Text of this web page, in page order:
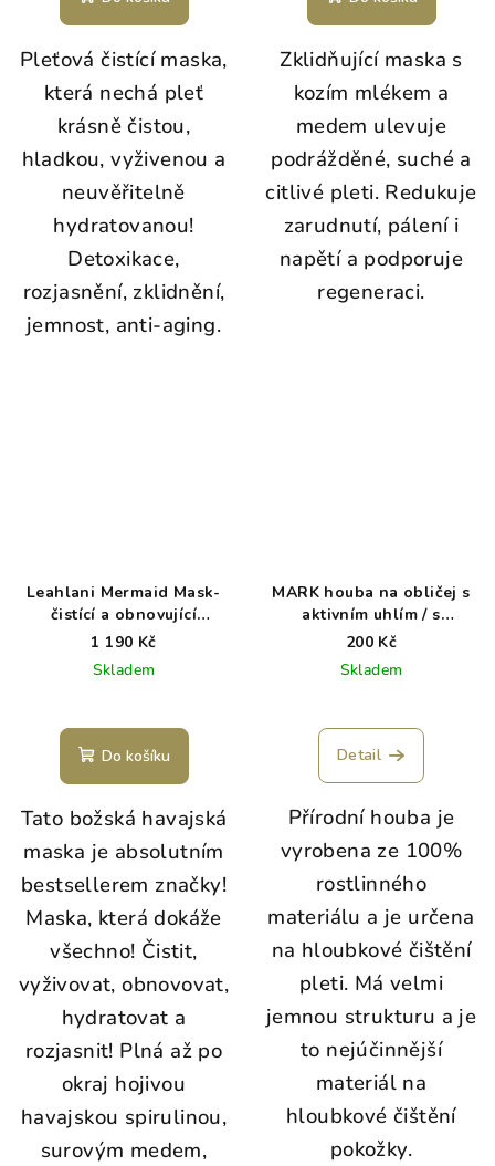
Pleťová čistící maska,
která nechá pleť
krásně čistou,
hladkou, vyživenou a
neuvěřitelně
hydratovanou!
Detoxikace,
rozjasnění, zklidnění,
jemnost, anti-aging.
Zklidňující maska s
kozím mlékem a
medem ulevuje
podrážděné, suché a
citlivé pleti. Redukuje
zarudnutí, pálení i
napětí a podporuje
regeneraci.
Leahlani Mermaid Mask-
čistící a obnovující
superfood maska
1 190 Kč
Skladem
Do košíku
Tato božská havajská
maska je absolutním
bestsellerem značky!
Maska, která dokáže
všechno! Čistit,
vyživovat, obnovovat,
hydratovat a
rozjasnit! Plná až po
okraj hojivou
havajskou spirulinou,
surovým medem,
MARK houba na obličej s
aktivním uhlím / s
extraktem ze zeleného
200 Kč
Skladem
Detail
Přírodní houba je
vyrobena ze 100%
rostlinného
materiálu a je určena
na hloubkové čištění
pleti. Má velmi
jemnou strukturu a je
to nejúčinnější
materiál na
hloubkové čištění
pokožky.